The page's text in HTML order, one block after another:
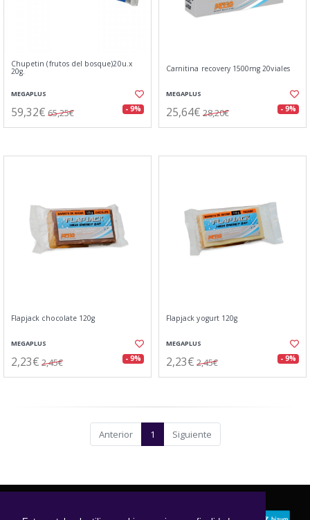
Chupetin (frutos del bosque)20u.x
20g.
MEGAPLUS
59,32€ 65,25€ - 9%
Carnitina recovery 1500mg 20viales
MEGAPLUS
25,64€ 28,20€ - 9%
Flapjack chocolate 120g
MEGAPLUS
2,23€ 2,45€ - 9%
Flapjack yogurt 120g
MEGAPLUS
2,23€ 2,45€ - 9%
Anterior 1 Siguiente